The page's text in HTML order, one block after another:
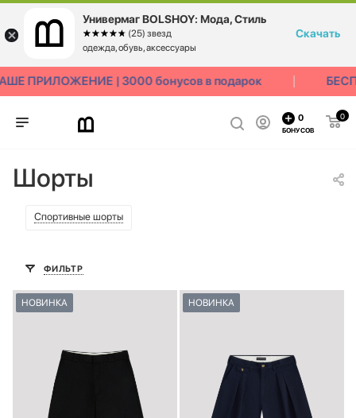
ПРИЛОЖЕНИЕ | 3000 бонусов в подарок
0
0
БОНУСОВ
Шорты
Спортивные шорты
ФИЛЬТР
НОВИНКА НОВИНКА
Универмаг BOLSHOY: Мода, Стиль
☆☆☆☆☆
★★★★★ (25) звезд
одежда, обувь, аксессуары
Скачать